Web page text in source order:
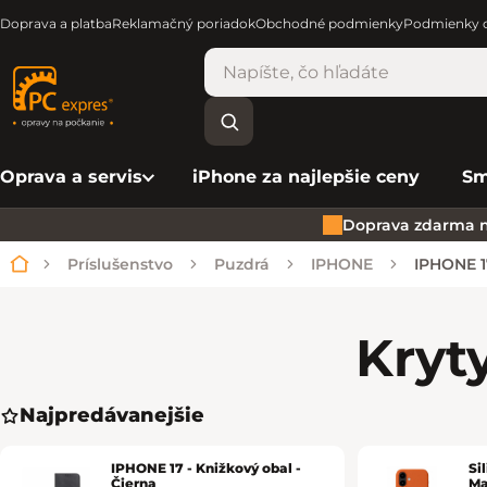
Doprava a platbaReklamačný poriadokObchodné podmienkyPodmienky
Oprava a servis iPhone za najlepšie ceny
Doprava zdarma
Domov
Príslušenstvo Puzdrá IPHONE IPHONE
Najpredávanejšie
IPHONE 17 - Knižkový obal -
Čierna